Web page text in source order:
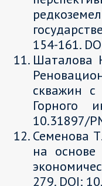
154-161.
Шаталова
скважин с
Горного
10.31897/
Семенова
на основе
279. DOI: